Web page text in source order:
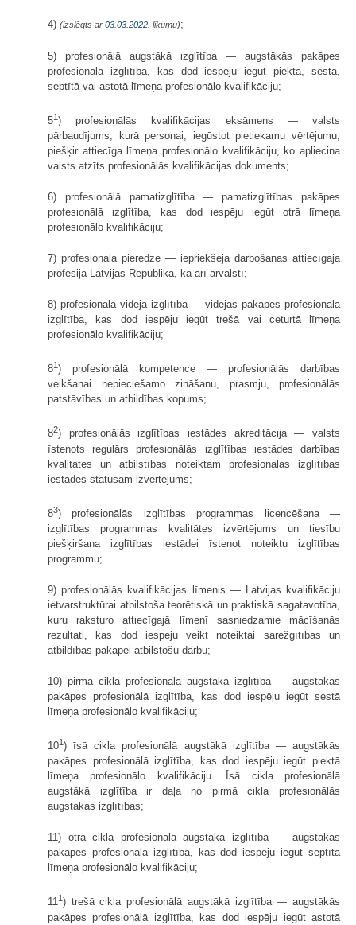
4) (izslēgts ar 03.03.2022 . likumu);
5) profesionālā augstākā izglītība — augstākās pakāpes
profesionālā izglītība, kas dod iespēju iegūt piektā, sestā,
septītā vai astotā līmeņa profesionālo kvalifikāciju;
51) profesionālās kvalifikācijas eksāmens — valsts
pārbaudījums, kurā personai, iegūstot pietiekamu vērtējumu,
piešķir attiecīga līmeņa profesionālo kvalifikāciju, ko apliecina
valsts atzīts profesionālās kvalifikācijas dokuments;
6) profesionālā pamatizglītība — pamatizglītības pakāpes
profesionālā izglītība, kas dod iespēju iegūt otrā līmeņa
profesionālo kvalifikāciju;
7) profesionālā pieredze — iepriekšēja darbošanās attiecīgajā
profesijā Latvijas Republikā, kā arī ārvalstī;
8) profesionālā vidējā izglītība — vidējās pakāpes profesionālā
izglītība, kas dod iespēju iegūt trešā vai ceturtā līmeņa
profesionālo kvalifikāciju;
81) profesionālā kompetence — profesionālās darbības
veikšanai nepieciešamo zināšanu, prasmju, profesionālās
patstāvības un atbildības kopums;
82) profesionālās izglītības iestādes akreditācija — valsts
īstenots regulārs profesionālās izglītības iestādes darbības
kvalitātes un atbilstības noteiktam profesionālās izglītības
iestādes statusam izvērtējums;
83) profesionālās izglītības programmas licencēšana —
izglītības programmas kvalitātes izvērtējums un tiesību
piešķiršana izglītības iestādei īstenot noteiktu izglītības
programmu;
9) profesionālās kvalifikācijas līmenis — Latvijas kvalifikāciju
ietvarstruktūrai atbilstoša teorētiskā un praktiskā sagatavotība,
kuru raksturo attiecīgajā līmenī sasniedzamie mācīšanās
rezultāti, kas dod iespēju veikt noteiktai sarežģītības un
atbildības pakāpei atbilstošu darbu;
10) pirmā cikla profesionālā augstākā izglītība — augstākās
pakāpes profesionālā izglītība, kas dod iespēju iegūt sestā
līmeņa profesionālo kvalifikāciju;
101) īsā cikla profesionālā augstākā izglītība — augstākās
pakāpes profesionālā izglītība, kas dod iespēju iegūt piektā
līmeņa profesionālo kvalifikāciju. Īsā cikla profesionālā
augstākā izglītība ir daļa no pirmā cikla profesionālās
augstākās izglītības;
11) otrā cikla profesionālā augstākā izglītība — augstākās
pakāpes profesionālā izglītība, kas dod iespēju iegūt septītā
līmeņa profesionālo kvalifikāciju;
111 ) trešā cikla profesionālā augstākā izglītība — augstākās
pakāpes profesionālā izglītība, kas dod iespēju iegūt astotā